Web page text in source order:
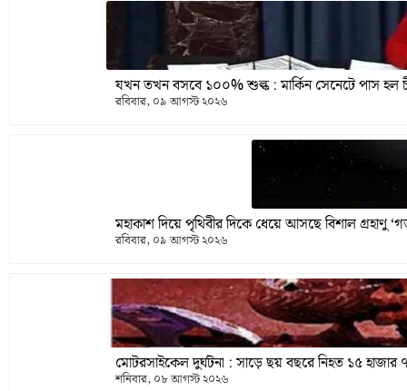
যখন তখন বসবে ১০০% শুল্ক : মার্কিন সেনেটে পাস হল
রবিবার, ০৯ আগস্ট ২০২৬
মহাকাশ দিয়ে পৃথিবীর দিকে ধেয়ে আসছে বিশাল গ্রহাণু
রবিবার, ০৯ আগস্ট ২০২৬
মোটরসাইকেল দুর্ঘটনা : সাড়ে ছয় বছরে নিহত ১৫
শনিবার, ০৮ আগস্ট ২০২৬